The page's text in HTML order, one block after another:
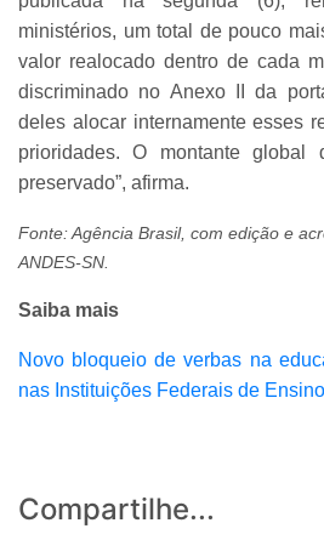
ministérios, um total de pouco
valor realocado dentro de cada
discriminado no Anexo II da
deles alocar internamente esses
prioridades. O montante global
preservado”, afirma.
Fonte: Agência Brasil, com edição e
ANDES-SN.
Saiba mais
Novo bloqueio de verbas na
nas Instituições Federais de Ensino
Compartilhe...